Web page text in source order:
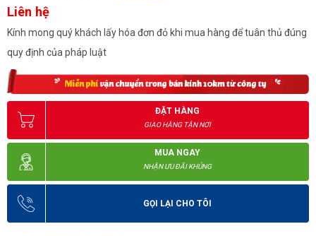
Liên hệ
Kính mong quý khách lấy hóa đơn đỏ khi mua hàng để tuân thủ đúng
quy định của pháp luật
ĐẶT HÀNG
GIAO HÀNG TẬN NƠI
MUA NGAY
NHẬN ƯU ĐÃI KHỦNG
GỌI LẠI CHO TÔI